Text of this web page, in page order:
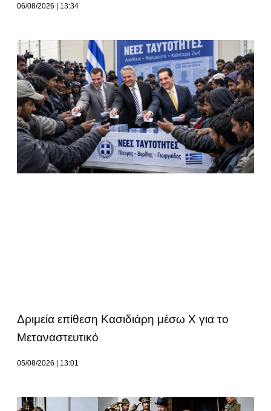
06/08/2026 13:34
Δριμεία επίθεση Κασιδιάρη μέσω Χ για το
Μεταναστευτικό
05/08/2026 13:01